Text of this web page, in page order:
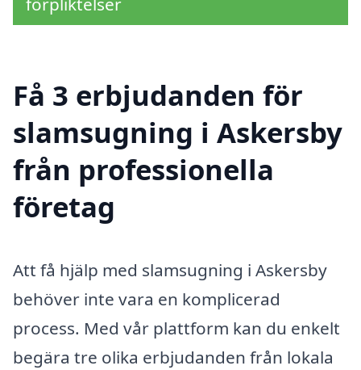
Få 3 erbjudanden för
slamsugning i Askersby
från professionella
företag
Att få hjälp med slamsugning i Askersby
behöver inte vara en komplicerad
process. Med vår plattform kan du enkelt
begära tre olika erbjudanden från lokala